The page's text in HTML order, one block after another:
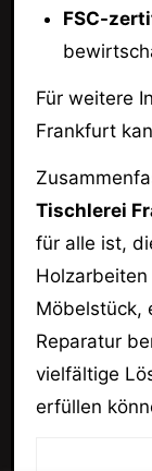
FSC-
Für weitere
Frankfurt
Tischlerei
für alle ist,
Möbelstück,
Reparatur
vielfältige
erfüllen